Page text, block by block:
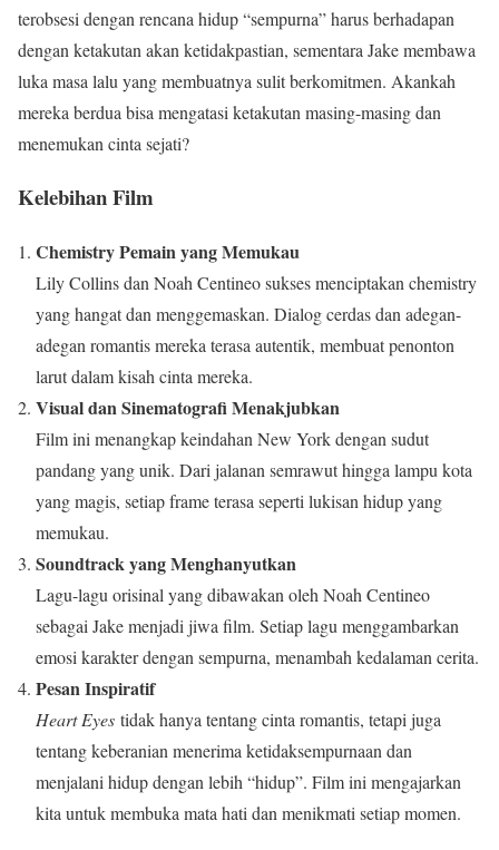
terobsesi dengan rencana hidup “sempurna” harus berhadapan
dengan ketakutan akan ketidakpastian, sementara Jake membawa
luka masa lalu yang membuatnya sulit berkomitmen. Akankah
mereka berdua bisa mengatasi ketakutan masing-masing dan
menemukan cinta sejati?
Kelebihan Film
Chemistry Pemain yang Memukau
Lily Collins dan Noah Centineo sukses menciptakan chemistry
yang hangat dan menggemaskan. Dialog cerdas dan adegan-
adegan romantis mereka terasa autentik, membuat penonton
larut dalam kisah cinta mereka.
Visual dan Sinematografi Menakjubkan
Film ini menangkap keindahan New York dengan sudut
pandang yang unik. Dari jalanan semrawut hingga lampu kota
yang magis, setiap frame terasa seperti lukisan hidup yang
memukau.
Soundtrack yang Menghanyutkan
Lagu-lagu orisinal yang dibawakan oleh Noah Centineo
sebagai Jake menjadi jiwa film. Setiap lagu menggambarkan
emosi karakter dengan sempurna, menambah kedalaman cerita.
Pesan Inspiratif
Heart Eyes tidak hanya tentang cinta romantis, tetapi juga
tentang keberanian menerima ketidaksempurnaan dan
menjalani hidup dengan lebih “hidup”. Film ini mengajarkan
kita untuk membuka mata hati dan menikmati setiap momen.